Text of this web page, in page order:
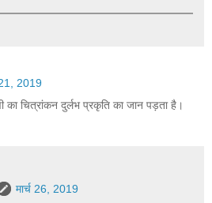
21, 2019
का चित्रांकन दुर्लभ प्रकृति का जान पड़ता है।
मार्च 26, 2019